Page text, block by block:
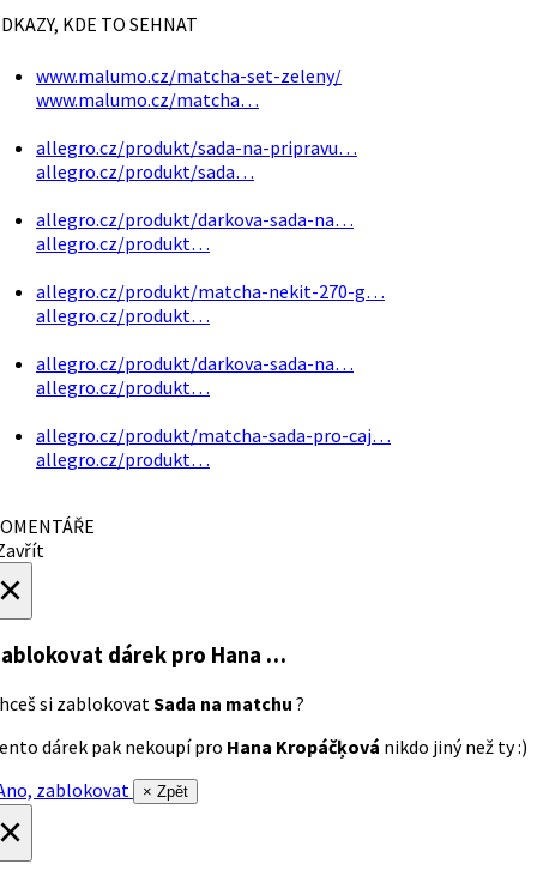
KDE TO SEHNAT
www.malumo.cz/matcha-set-zeleny/
www.malumo.cz/matcha…
allegro.cz/produkt/sada-na-pripravu…
allegro.cz/produkt/sada…
allegro.cz/produkt/darkova-sada-na…
allegro.cz/produkt…
allegro.cz/produkt/matcha-nekit-270-g…
allegro.cz/produkt…
allegro.cz/produkt/darkova-sada-na…
allegro.cz/produkt…
allegro.cz/produkt/matcha-sada-pro-caj…
allegro.cz/produkt…
dárek pro Hana …
si zablokovatSada na matchu ?
dárek pak nekoupí pro Hana Kropáčķová nikdo jiný než ty :)
zablokovat
× Zpět